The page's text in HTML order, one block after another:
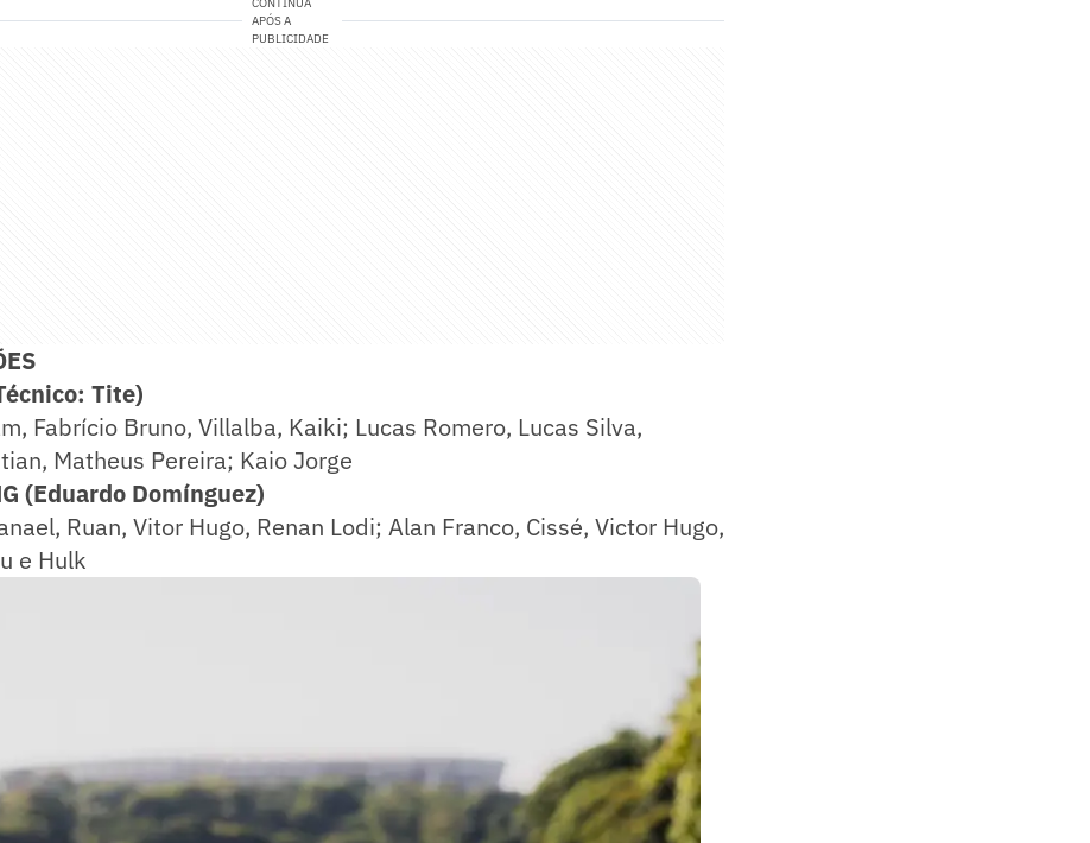
CONTINUA
APÓS A
PUBLICIDADE
Tite)
Fabrício Bruno, Villalba, Kaiki; Lucas Romero, Lucas Silva,
Matheus Pereira; Kaio Jorge
(Eduardo Domínguez)
Ruan, Vitor Hugo, Renan Lodi; Alan Franco, Cissé, Victor Hugo,
e Hulk